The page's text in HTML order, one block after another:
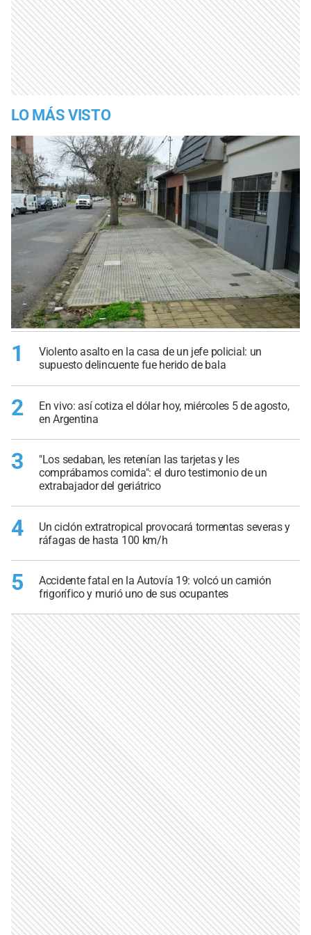
LO MÁS VISTO
1
Violento asalto en la casa de un jefe policial: un
supuesto delincuente fue herido de bala
2
En vivo: así cotiza el dólar hoy, miércoles 5 de agosto,
en Argentina
3
"Los sedaban, les retenían las tarjetas y les
comprábamos comida": el duro testimonio de un
extrabajador del geriátrico
4
Un ciclón extratropical provocará tormentas severas y
ráfagas de hasta 100 km/h
5
Accidente fatal en la Autovía 19: volcó un camión
frigorífico y murió uno de sus ocupantes